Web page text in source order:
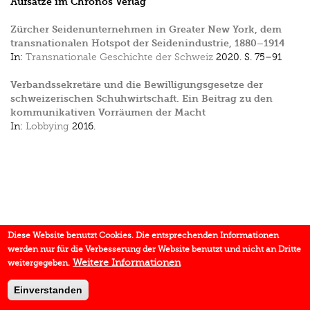
Zürcher Seidenunternehmen in Greater New York, dem
transnationalen Hotspot der Seidenindustrie, 1880–1914
In: Transnationale Geschichte der Schweiz 2020. S. 75–91
Verbandssekretäre und die Bewilligungsgesetze der
schweizerischen Schuhwirtschaft. Ein Beitrag zu den
kommunikativen Vorräumen der Macht
In: Lobbying 2016.
Diese Website benutzt Cookies. Die entsprechenden Informationen
werden nur für die Verbesserung der Website benutzt und nicht an Dritte
weitergegeben. Weitere Informationen
Einverstanden